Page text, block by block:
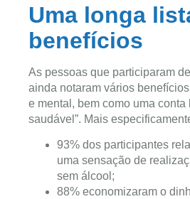
Uma longa
benefícios
As pessoas que participaram
ainda notaram vários
e mental, bem como uma conta
saudável”. Mais
93% dos participantes
uma sensação de
sem álcool;
88% economizaram o